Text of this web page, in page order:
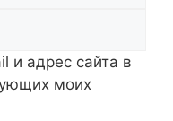
и адрес сайта в
моих